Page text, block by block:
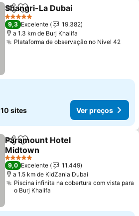
PartilharAdicionar aos favoritos
Shangri-La Dubai
5 Estrelas
9,3 Excelente
19.382
a 1.3 km de Burj Khalifa
Plataforma de observação no Nível 42
10 sites Ver preços
PartilharAdicionar aos favoritos
Paramount Hotel
Midtown
5 Estrelas
9,0 Excelente
11.449
a 1.5 km de KidZania Dubai
Piscina infinita na cobertura com vista para
o Burj Khalifa